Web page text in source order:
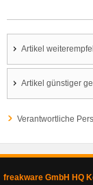
Artikel
Artikel günstiger
Verantwortliche
freakware GmbH HQ